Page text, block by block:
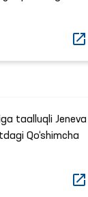
taalluqli Jeneva
Qo‘shimcha